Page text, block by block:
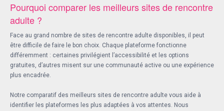
Pourquoi comparer les meilleurs sites de rencontre
adulte ?
Face au grand nombre de sites de rencontre adulte disponibles, il peut
être difficile de faire le bon choix. Chaque plateforme fonctionne
différemment : certaines privilégient l’accessibilité et les options
gratuites, d’autres misent sur une communauté active ou une expérience
plus encadrée.
Notre comparatif des meilleurs sites de rencontre adulte vous aide à
identifier les plateformes les plus adaptées à vos attentes. Nous